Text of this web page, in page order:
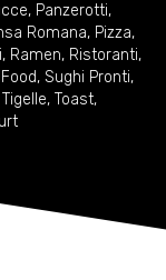
, Panzerotti,
Romana, Pizza,
, Ramen, Ristoranti,
, Sughi Pronti,
Tigelle, Toast,